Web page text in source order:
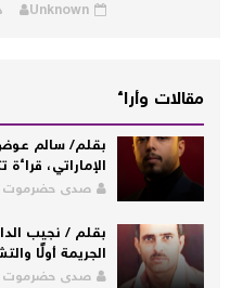
Unknown ديسمبر
مقالات وأراء
بقلم/ سالم عوض
الإماراتي، قراءة
صدى حضرموت
بقلم / نجيب
الجريمة أولًا
صدى حضرموت